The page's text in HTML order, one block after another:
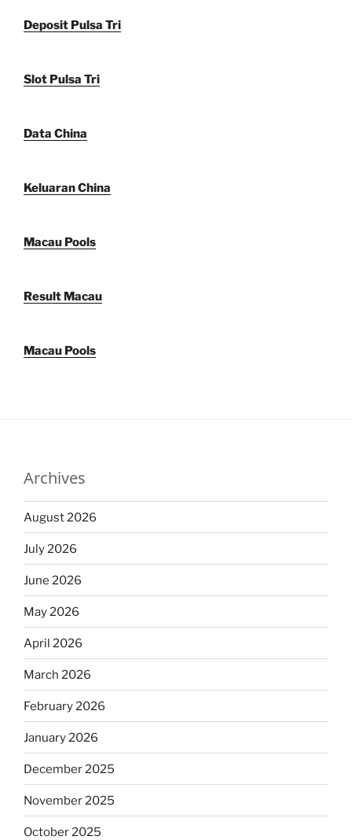
Deposit Pulsa Tri
Slot Pulsa Tri
Data China
Keluaran China
Macau Pools
Result Macau
Macau Pools
Archives
August 2026
July 2026
June 2026
May 2026
April 2026
March 2026
February 2026
January 2026
December 2025
November 2025
October 2025